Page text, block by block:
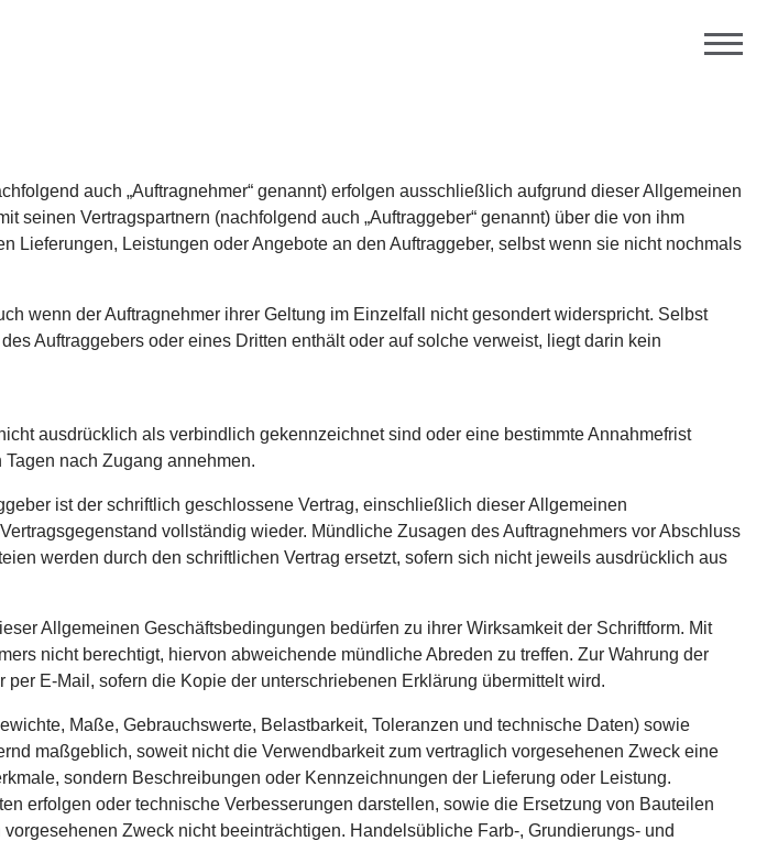
auch „Auftragnehmer“ genannt) erfolgen ausschließlich aufgrund dieser Allgemeinen
Vertragspartnern (nachfolgend auch „Auftraggeber“ genannt) über die von ihm
Leistungen oder Angebote an den Auftraggeber, selbst wenn sie nicht nochmals
wenn der Auftragnehmer ihrer Geltung im Einzelfall nicht gesondert widerspricht. Selbst
Auftraggebers oder eines Dritten enthält oder auf solche verweist, liegt darin kein
ausdrücklich als verbindlich gekennzeichnet sind oder eine bestimmte Annahmefrist
nach Zugang annehmen.
ist der schriftlich geschlossene Vertrag, einschließlich dieser Allgemeinen
vollständig wieder. Mündliche Zusagen des Auftragnehmers vor Abschluss
werden durch den schriftlichen Vertrag ersetzt, sofern sich nicht jeweils ausdrücklich aus
Allgemeinen Geschäftsbedingungen bedürfen zu ihrer Wirksamkeit der Schriftform. Mit
nicht berechtigt, hiervon abweichende mündliche Abreden zu treffen. Zur Wahrung der
E-Mail, sofern die Kopie der unterschriebenen Erklärung übermittelt wird.
Maße, Gebrauchswerte, Belastbarkeit, Toleranzen und technische Daten) sowie
maßgeblich, soweit nicht die Verwendbarkeit zum vertraglich vorgesehenen Zweck eine
sondern Beschreibungen oder Kennzeichnungen der Lieferung oder Leistung.
erfolgen oder technische Verbesserungen darstellen, sowie die Ersetzung von Bauteilen
Zweck nicht beeinträchtigen. Handelsübliche Farb-, Grundierungs- und